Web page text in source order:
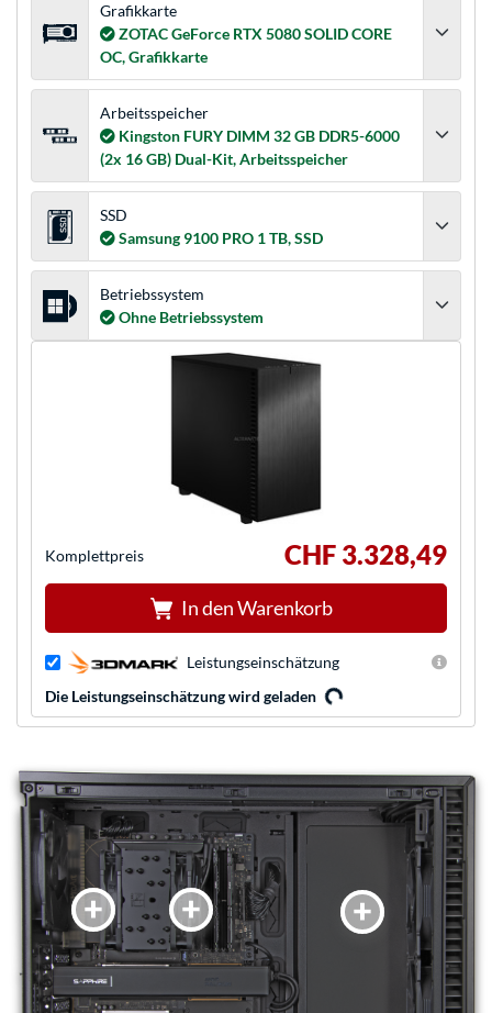
Komplettpreis CHF 3.328,49
In den Warenkorb
Leistungseinschätzung
Die Leistungseinschätzung wird geladen
Grafikkarte
ZOTAC GeForce RTX 5080 SOLID CORE
OC, Grafikkarte
Arbeitsspeicher
Kingston FURY DIMM 32 GB DDR5-6000
(2x 16 GB) Dual-Kit, Arbeitsspeicher
SSD
Samsung 9100 PRO 1 TB, SSD
Betriebssystem
Ohne Betriebssystem